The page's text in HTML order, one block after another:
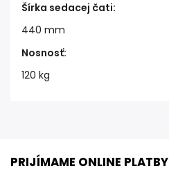
Šírka sedacej čati:
440 mm
Nosnosť:
120 kg
PRIJÍMAME ONLINE PLATBY